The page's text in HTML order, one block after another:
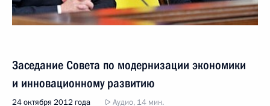
Заседание Совета по модернизации экономики
и инновационному развитию
24 октября 2012 года Аудио, 14 мин.